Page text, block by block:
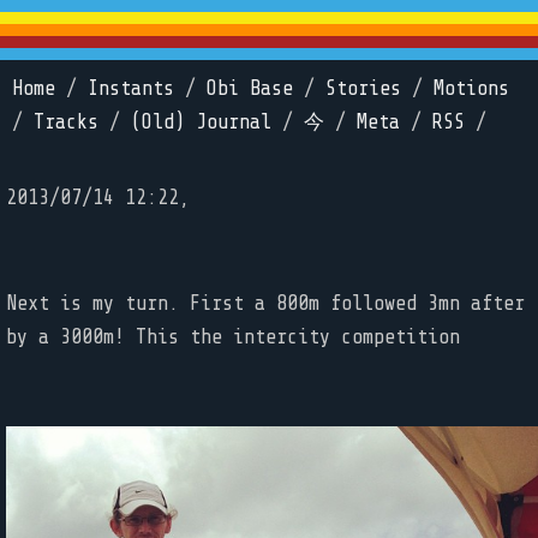
Home / Instants / Obi Base / Stories /
Motions
/ Tracks / (Old) Journal / 今 / Meta / RSS /
2013/07/14 12:22,
Next is my turn. First a 800m followed 3mn after
by a 3000m! This the intercity competition